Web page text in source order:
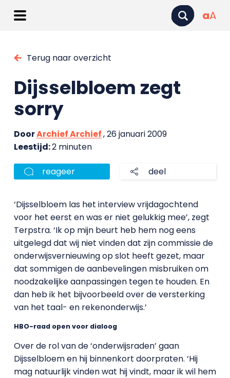
aA
Terug naar overzicht
Dijsselbloem zegt
sorry
DoorArchief Archief, 26 januari 2009
Leestijd:2 minuten
reageer deel
‘Dijsselbloem las het interview vrijdagochtend
voor het eerst en was er niet gelukkig mee’, zegt
Terpstra. ‘Ik op mijn beurt heb hem nog eens
uitgelegd dat wij niet vinden dat zijn commissie de
onderwijsvernieuwing op slot heeft gezet, maar
dat sommigen de aanbevelingen misbruiken om
noodzakelijke aanpassingen tegen te houden. En
dan heb ik het bijvoorbeeld over de versterking
van het taal- en rekenonderwijs.’
HBO-raad open voor dialoog
Over de rol van de ‘onderwijsraden’ gaan
Dijsselbloem en hij binnenkort doorpraten. ‘Hij
mag natuurlijk vinden wat hij vindt, maar ik wil hem